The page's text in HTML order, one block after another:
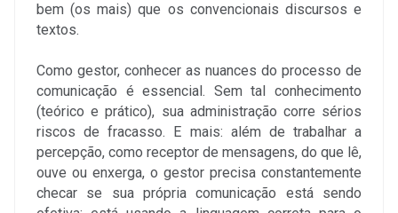
bem (os mais) que os convencionais discursos e
textos.
Como gestor, conhecer as nuances do processo de
comunicação é essencial. Sem tal conhecimento
(teórico e prático), sua administração corre sérios
riscos de fracasso. E mais: além de trabalhar a
percepção, como receptor de mensagens, do que lê,
ouve ou enxerga, o gestor precisa constantemente
checar se sua própria comunicação está sendo